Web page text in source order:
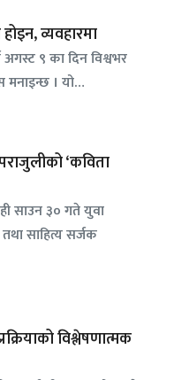
व्यवहारमा
९ का दिन विश्वभर
मनाइन्छ । यो…
‘कविता
साउन ३० गते युवा
साहित्य सर्जक
विश्लेषणात्मक